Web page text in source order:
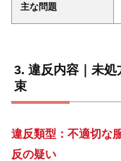
主な問題
違反内容｜未
束
違反類型：不適切な
反の疑い